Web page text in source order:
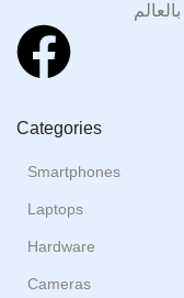
Categories
Smartphones
Laptops
Hardware
Cameras